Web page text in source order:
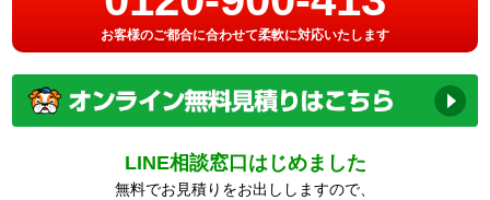
お客様のご都合に合わせて柔軟に対応いたします
LINE相談窓口はじめました
無料でお見積りをお出ししますので、